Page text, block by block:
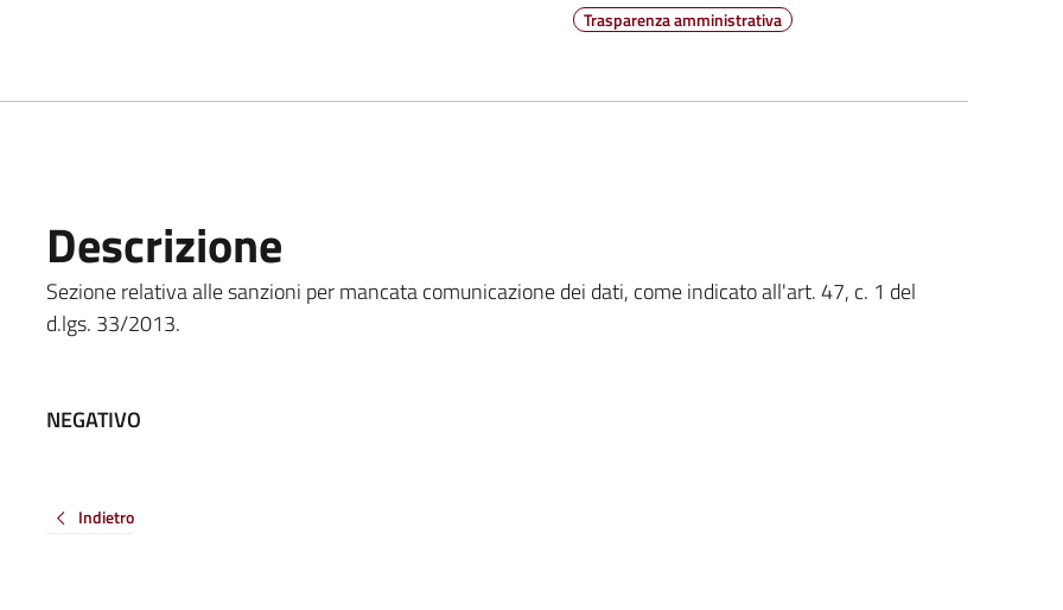
Trasparenza amministrativa
Descrizione
Sezione relativa alle sanzioni per mancata comunicazione dei dati, come indicato all'art. 47, c. 1 del
d.lgs. 33/2013.
NEGATIVO
Indietro